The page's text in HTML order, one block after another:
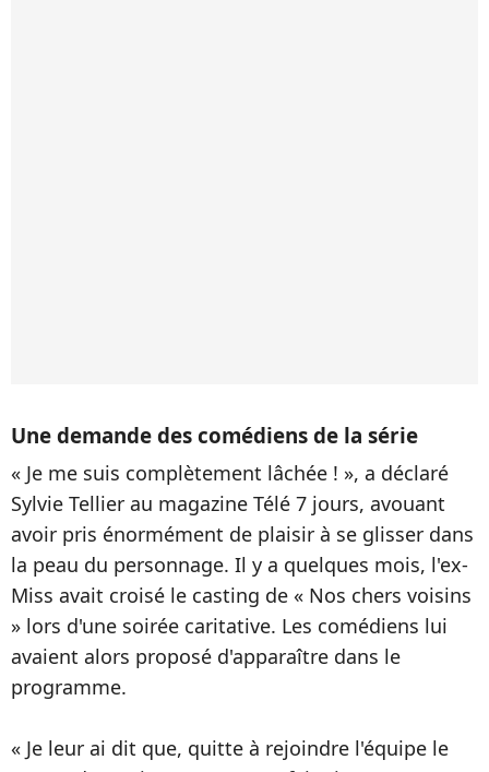
Une demande des comédiens de la série
« Je me suis complètement lâchée ! », a déclaré
Sylvie Tellier au magazine Télé 7 jours, avouant
avoir pris énormément de plaisir à se glisser dans
la peau du personnage. Il y a quelques mois, l'ex-
Miss avait croisé le casting de « Nos chers voisins
» lors d'une soirée caritative. Les comédiens lui
avaient alors proposé d'apparaître dans le
programme.
« Je leur ai dit que, quitte à rejoindre l'équipe le